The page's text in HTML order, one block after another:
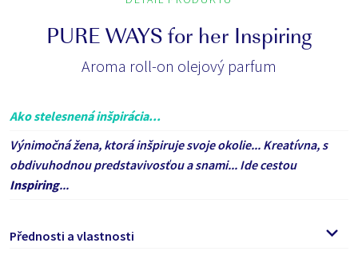
PURE WAYS for her Inspiring
Aroma roll-on olejový parfum
Ako stelesnená inšpirácia...
Výnimočná žena, ktorá inšpiruje svoje okolie... Kreatívna, s
obdivuhodnou predstavivosťou a snami... Ide cestou
Inspiring...
Přednosti a vlastnosti